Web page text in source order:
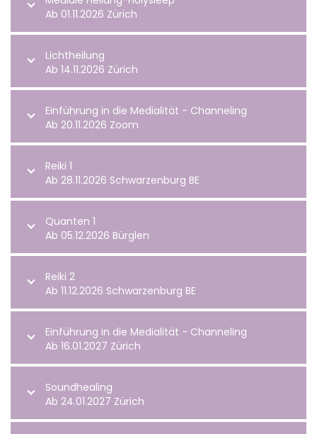
Ab 01.11.2026 Zürich
Lichtheilung
Ab 14.11.2026 Zürich
Einführung in die Medialität - Channeling
Ab 20.11.2026 Zoom
Reiki 1
Ab 28.11.2026 Schwarzenburg BE
Quanten 1
Ab 05.12.2026 Bürglen
Reiki 2
Ab 11.12.2026 Schwarzenburg BE
Einführung in die Medialität - Channeling
Ab 16.01.2027 Zürich
Soundhealing
Ab 24.01.2027 Zürich